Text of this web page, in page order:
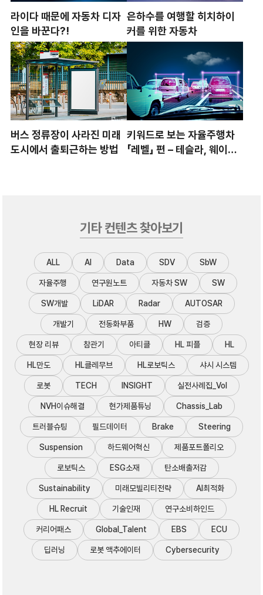
라이다 때문에 자동차 디자
인을 바꾼다?!
은하수를 여행할 히치하이
커를 위한 자동차
버스 정류장이 사라진 미래
도시에서 출퇴근하는 방법
키워드로 보는 자율주행차
「레벨」 편 – 테슬라, 웨이모
기타 컨텐츠 찾아보기
ALL AI Data SDV SbW
자율주행 연구원노트 자동차 SW SW
SW개발 LiDAR Radar AUTOSAR
개발기 전동화부품 HW 검증
현장 리뷰 참관기 아티클 HL 피플 HL
HL만도 HL클레무브 HL로보틱스 샤시 시스템
로봇 TECH INSIGHT 실전사례집_Vol
NVH이슈해결 현가제품튜닝 Chassis_Lab
트러블슈팅 필드데이터 Brake Steering
Suspension 하드웨어혁신 제품포트폴리오
로보틱스 ESG소재 탄소배출저감
Sustainability 미래모빌리티전략 AI최적화
HL Recruit 기술인재 연구소비하인드
커리어패스 Global_Talent EBS ECU
딥러닝 로봇 액추에이터 Cybersecurity